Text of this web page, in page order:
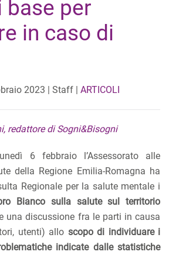
base per
in caso di
2023 | Staff | ARTICOLI
redattore di Sogni&Bisogni
6 febbraio l’Assessorato alle
della Regione Emilia-Romagna ha
Regionale per la salute mentale i
Bianco sulla salute sul territorio
una discussione fra le parti in causa
utenti) allo scopo di individuare i
indicate dalle statistiche